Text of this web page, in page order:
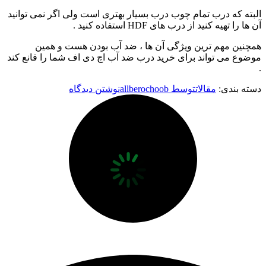
البته که درب تمام چوب درب بسیار بهتری است ولی اگر نمی توانید
آن ها را تهیه کنید از درب های HDF استفاده کنید .
همچنین مهم ترین ویژگی آن ها ، ضد آب بودن هست و همین
موضوع می تواند برای خرید درب ضد آب اچ دی اف شما را قانع کند
.
دسته بندی: مقالاتتوسط allberochoobنوشتن دیدگاه